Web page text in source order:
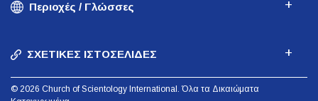
Περιοχές / Γλώσσες
ΣΧΕΤΙΚΕΣ ΙΣΤΟΣΕΛΙΔΕΣ
© 2026 Church of Scientology International. Όλα τα Δικαιώματα